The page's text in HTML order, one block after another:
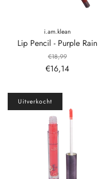
i.am.klean
Lip Pencil - Purple Rain
€18,99
€16,14
Uitverkocht